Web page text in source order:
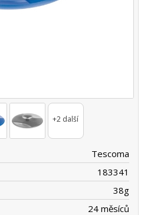
+2 další
Tescoma
183341
38g
24 měsíců